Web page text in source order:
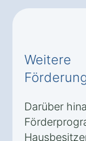
Weitere
Darüber